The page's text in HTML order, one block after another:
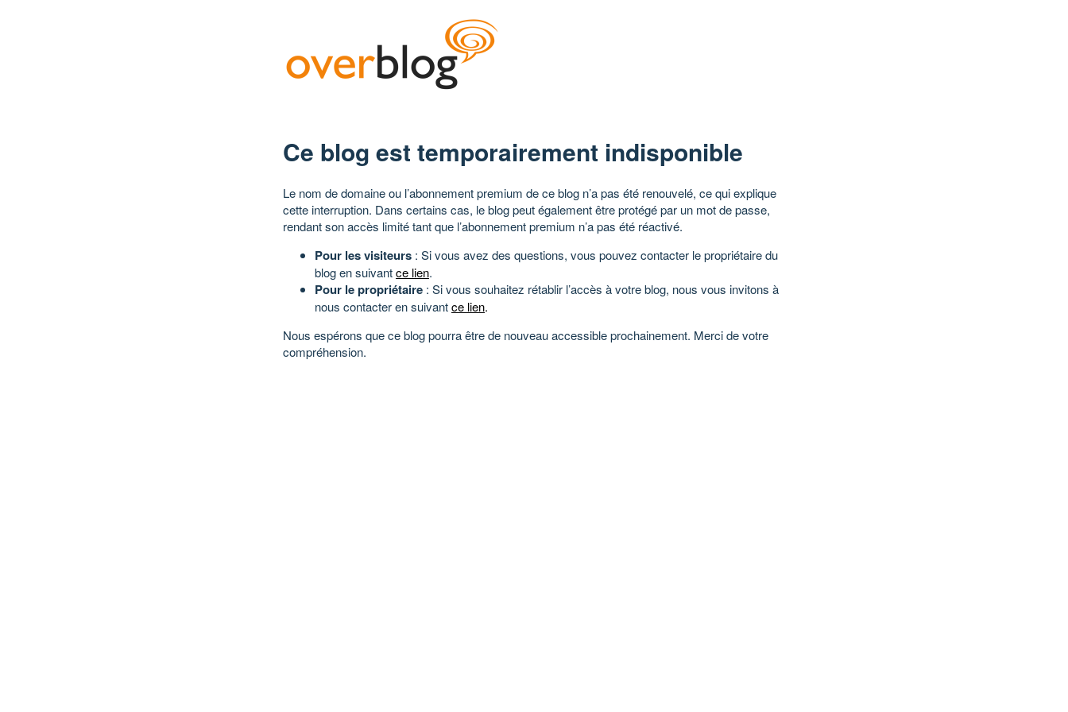
Ce blog est temporairement indisponible
Le nom de domaine ou l’abonnement premium de ce blog n’a pas été renouvelé, ce qui explique
cette interruption. Dans certains cas, le blog peut également être protégé par un mot de passe,
rendant son accès limité tant que l’abonnement premium n’a pas été réactivé.
Pour les visiteurs : Si vous avez des questions, vous pouvez contacter le propriétaire du
blog en suivantce lien.
Pour le propriétaire : Si vous souhaitez rétablir l’accès à votre blog, nous vous invitons à
nous contacter en suivantce lien.
Nous espérons que ce blog pourra être de nouveau accessible prochainement. Merci de votre
compréhension.